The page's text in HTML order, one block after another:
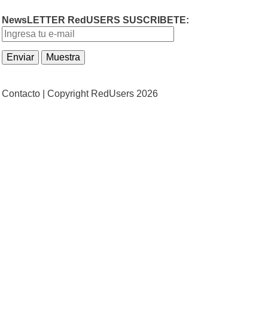
NewsLETTER RedUSERS SUSCRIBETE:
Contacto | Copyright RedUsers 2026